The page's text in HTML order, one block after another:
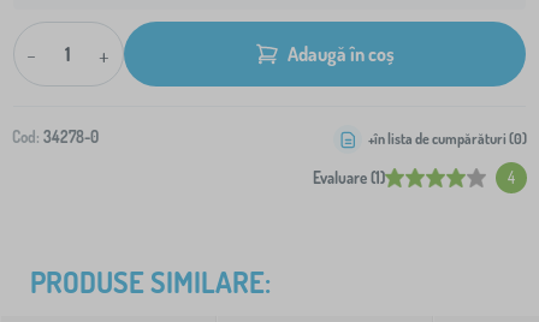
- + Adaugă în coș
Cod: 34278-0
Evaluare (1) 4
+în lista de cumpărături (0)
PRODUSE SIMILARE: